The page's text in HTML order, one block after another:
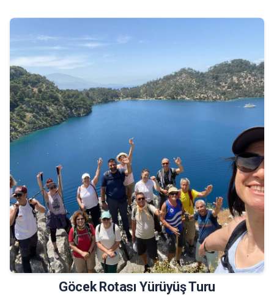
21.500 TL Tur Bilgileri
Göcek Rotası Yürüyüş Turu